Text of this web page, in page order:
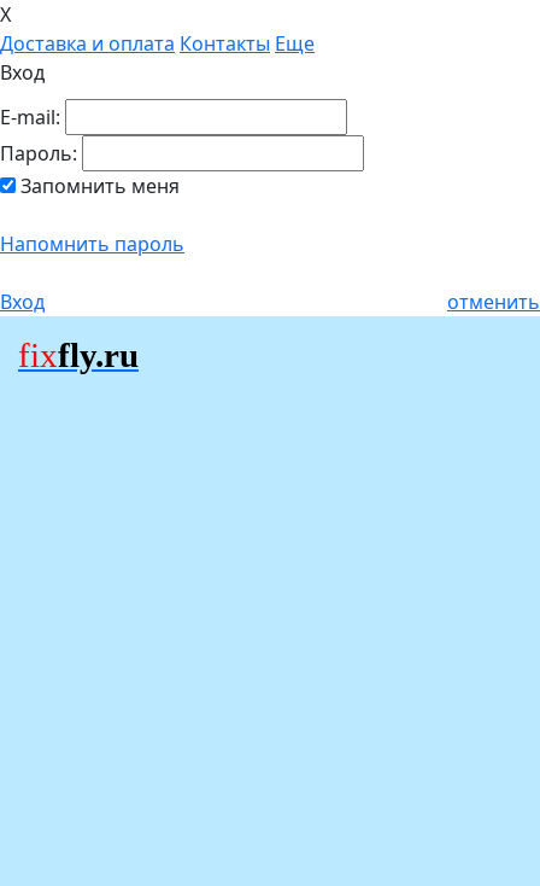
X
Доставка и оплата Контакты Еще
Вход
E-mail:
Пароль:
Запомнить меня
Напомнить пароль
Вход отменить
fixfly.ru